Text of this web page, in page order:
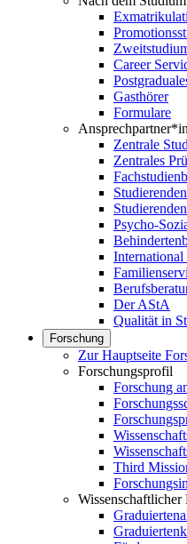
Career
Gasthörer
Formulare
Zentrale
Zentrales
Psycho-
Der AStA
Qualität in
Forschung
Zur Hauptseite
Forschungsprofil
Forschung
Third
Wissenschaftlicher